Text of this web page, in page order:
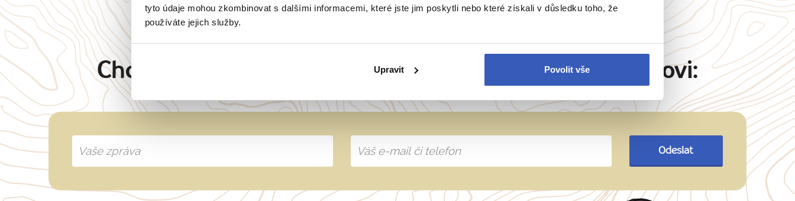
tyto údaje mohou zkombinovat s dalšími informacemi, které jste jim poskytli nebo které získali v důsledku toho, že
používáte jejich služby.
Upravit Povolit vše
Chcete oslovit přímo majitele? Napište Martinu Šimkovi:
Odeslat